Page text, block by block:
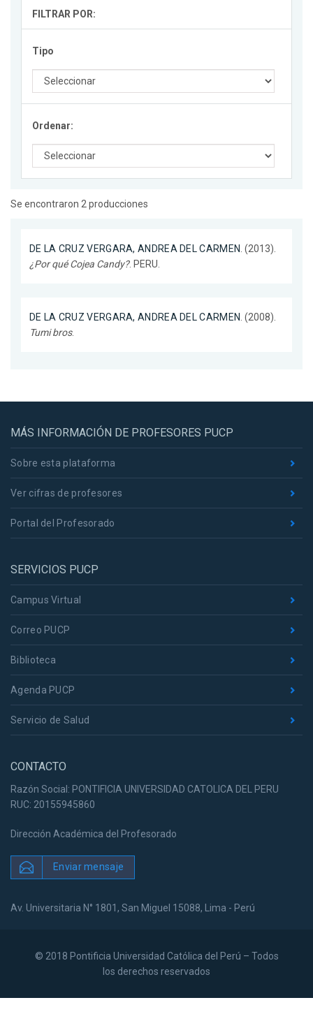
FILTRAR POR:
Tipo
Ordenar:
Se encontraron 2 producciones
DE LA CRUZ VERGARA, ANDREA DEL CARMEN. (2013).
¿Por qué Cojea Candy?. PERU.
DE LA CRUZ VERGARA, ANDREA DEL CARMEN. (2008).
Tumi bros.
MÁS INFORMACIÓN DE PROFESORES PUCP
Sobre esta plataforma
Ver cifras de profesores
Portal del Profesorado
SERVICIOS PUCP
Campus Virtual
Correo PUCP
Biblioteca
Agenda PUCP
Servicio de Salud
CONTACTO
Razón Social: PONTIFICIA UNIVERSIDAD CATOLICA DEL PERU
RUC: 20155945860
Dirección Académica del Profesorado
Enviar mensaje
Av. Universitaria N° 1801, San Miguel 15088, Lima - Perú
© 2018 Pontificia Universidad Católica del Perú – Todos
los derechos reservados